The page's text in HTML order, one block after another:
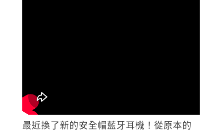
最近換了新的安全帽藍牙耳機！從原本的